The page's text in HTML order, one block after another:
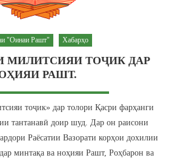
"Оинаи Рашт" Хабарҳо
МИЛИТСИЯИ ТОҶИК ДАР
РАШТ.
тоҷик» дар толори Қасри фарҳанги
тантанавӣ доир шуд. Дар он раисони
Раёсатии Вазорати корҳои дохилии
минтақа ва ноҳияи Рашт, Роҳбарон ва